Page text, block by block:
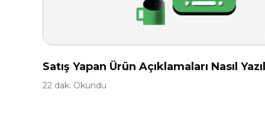
Satış Yapan Ürün Açıklamaları Nasıl
22 dak. Okundu